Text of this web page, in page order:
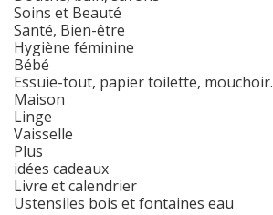
Soins et Beauté
Santé, Bien-être
Hygiène féminine
Bébé
Essuie-tout, papier toilette, mouchoir.
Maison
Linge
Vaisselle
Plus
idées cadeaux
Livre et calendrier
Ustensiles bois et fontaines eau